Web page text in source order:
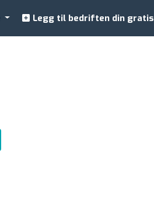
Legg til bedriften din gratis